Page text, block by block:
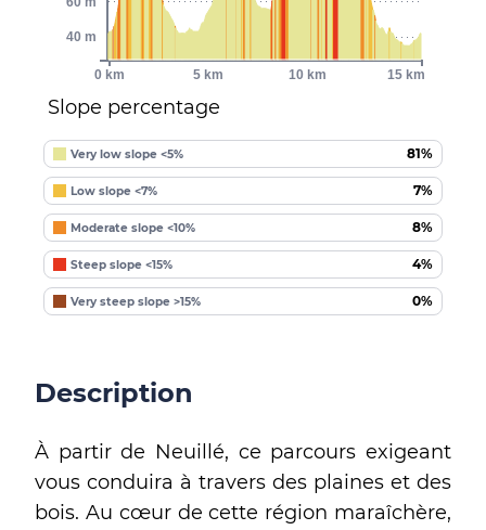
Slope percentage
Very low slope <5% 81%
Low slope <7% 7%
Moderate slope <10% 8%
Steep slope <15% 4%
Very steep slope >15% 0%
0 km 5 km 10 km 15 km
40 m
Description
À partir de Neuillé, ce parcours exigeant
vous conduira à travers des plaines et des
bois. Au cœur de cette région maraîchère,